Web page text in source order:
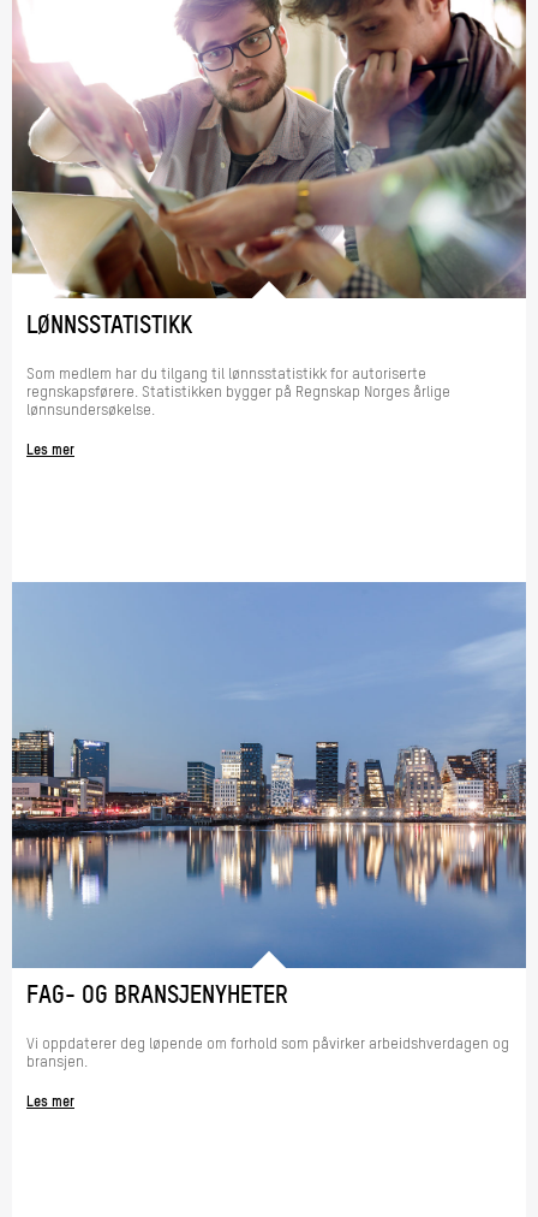
LØNNSSTATISTIKK
Som medlem har du tilgang til lønnsstatistikk for autoriserte
regnskapsførere. Statistikken bygger på Regnskap Norges årlige
lønnsundersøkelse.
Les mer
FAG- OG BRANSJENYHETER
Vi oppdaterer deg løpende om forhold som påvirker arbeidshverdagen og
bransjen.
Les mer